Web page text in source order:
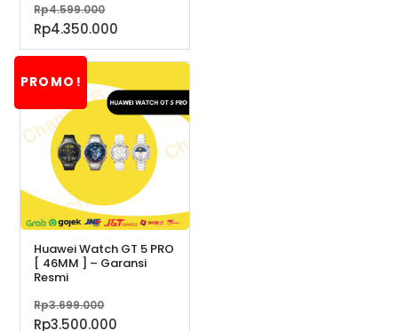
Rp4.599.000
aslinya
adalah:
Rp4.599.000.
Rp4.350.000
saat
ini
adalah:
Rp4.350.000.
PROMO!
Huawei Watch GT 5 PRO
[ 46MM ] – Garansi
Resmi
Rp3.699.000
aslinya
Rp3.500.000